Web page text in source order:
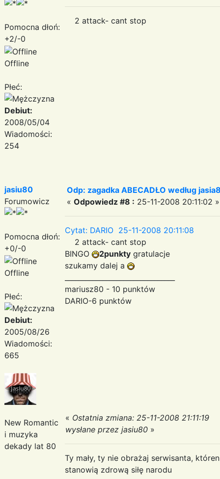
Pomocna dłoń:
+2/-0
Offline
Płeć:
Debiut:
2008/05/04
Wiadomości:
254
2 attack- cant stop
jasiu80
Forumowicz
Pomocna dłoń:
+0/-0
Offline
Płeć:
Debiut:
2005/08/26
Wiadomości:
665
New Romantic
i muzyka
dekady lat 80
Odp: zagadka ABECADŁO według
« Odpowiedz #8 : 25-11-2008 20:11:02 »
Cytat: DARIO 25-11-2008 20:11:08
2 attack- cant stop
BINGO
2punkty gratulacje
szukamy dalej a
mariusz80 - 10 punktów
DARIO-6 punktów
« Ostatnia zmiana: 25-11-2008 21:11:19
wysłane przez jasiu80 »
Ty mały, ty nie obrażaj serwisanta,
stanowią zdrową siłę narodu